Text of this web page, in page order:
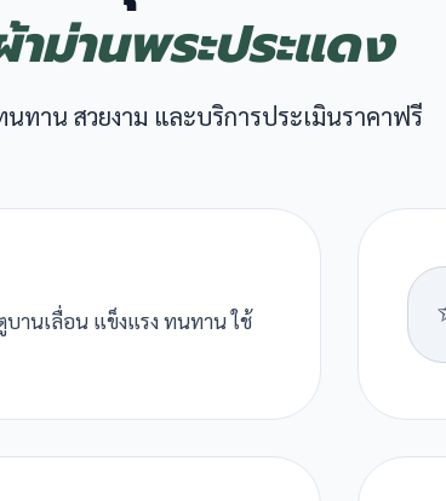
ม่านพระประแดง
ทาน สวยงาม และบริการประเมินราคาฟรี
านเลื่อน แข็งแรง ทนทาน ใช้